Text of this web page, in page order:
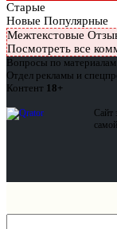
Старые
Новые Популярные
Межтекстовые
Посмотреть все
Вопросы по
Отдел рекламы и
Контент 18+